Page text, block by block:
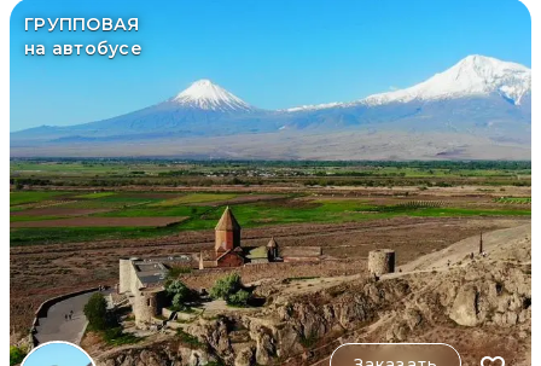
ГРУППОВАЯ
на автобусе